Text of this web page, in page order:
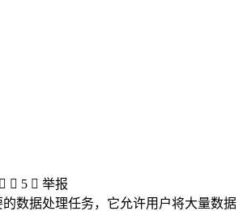
  5  举报
数据处理任务，它允许用户将大量数据